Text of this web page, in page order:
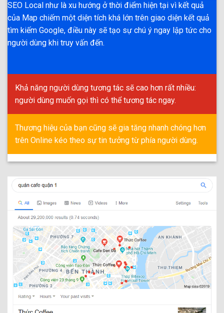
SEO Local như là xu hướng ở thời điểm hiện tại vì kết quả
của Map chiếm một diện tích khá lớn trên giao diện kết quả
tìm kiếm Google, điều này sẽ tạo sự chú ý ngay lập tức cho
người dùng khi truy vấn đến.
Khả năng người dùng tương tác sẽ cao hơn rất nhiều:
người dùng muốn gọi thì có thể tương tác ngay.
Thương hiệu của bạn cũng sẽ gia tăng nhanh chóng hơn
trên Online kéo theo sự tin tưởng từ phía người dùng.